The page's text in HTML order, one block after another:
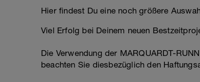
Hier findest Du eine noch größere
Viel Erfolg bei Deinem neuen
Die Verwendung der MARQUARDT-
beachten Sie diesbezüglich den